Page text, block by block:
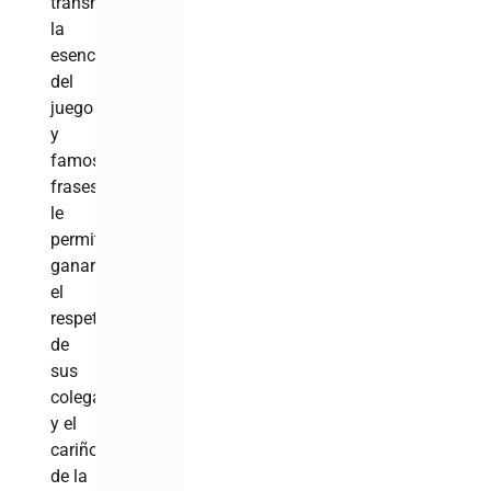
la
esencia
del
juego
y
famosas
frases,
le
permitieron
ganarse
el
respeto
de
sus
colegas
y el
cariño
de la